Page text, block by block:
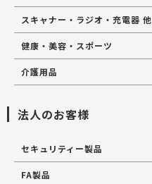
スキャナー・ラジオ・充電器 他
健康・美容・スポーツ
介護用品
法人のお客様
セキュリティー製品
FA製品